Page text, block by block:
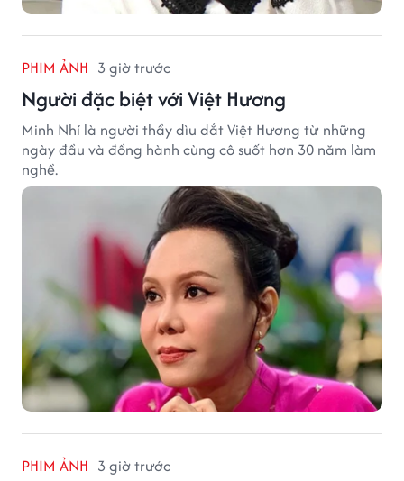
PHIM ẢNH 3 giờ trước
Người đặc biệt với Việt Hương
Minh Nhí là người thầy dìu dắt Việt Hương từ những
ngày đầu và đồng hành cùng cô suốt hơn 30 năm làm
nghề.
PHIM ẢNH 3 giờ trước